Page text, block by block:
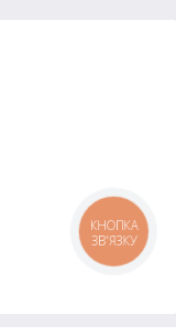
КНОПКА
ЗВ'ЯЗКУ